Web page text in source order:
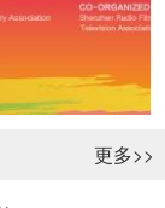
更多>>